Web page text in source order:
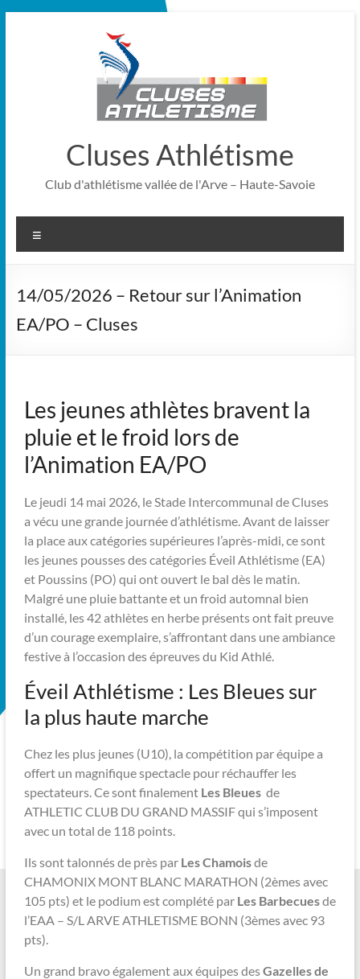
Cluses Athlétisme
Club d'athlétisme vallée de l'Arve – Haute-Savoie
14/05/2026 – Retour sur l’Animation
EA/PO – Cluses
Les jeunes athlètes bravent la
pluie et le froid lors de
l’Animation EA/PO
Le jeudi 14 mai 2026, le Stade Intercommunal de Cluses
a vécu une grande journée d’athlétisme. Avant de laisser
la place aux catégories supérieures l’après-midi, ce sont
les jeunes pousses des catégories Éveil Athlétisme (EA)
et Poussins (PO) qui ont ouvert le bal dès le matin.
Malgré une pluie battante et un froid automnal bien
installé, les 42 athlètes en herbe présents ont fait preuve
d’un courage exemplaire, s’affrontant dans une ambiance
festive à l’occasion des épreuves du Kid Athlé.
Éveil Athlétisme : Les Bleues sur
la plus haute marche
Chez les plus jeunes (U10), la compétition par équipe a
offert un magnifique spectacle pour réchauffer les
spectateurs. Ce sont finalement Les Bleuesde
ATHLETIC CLUB DU GRAND MASSIF qui s’imposent
avec un total de 118 points.
Ils sont talonnés de près par Les Chamoisde
CHAMONIX MONT BLANC MARATHON (2èmes avec
105 pts) et le podium est complété par Les Barbecuesde
l’EAA – S/L ARVE ATHLETISME BONN (3èmes avec 93
pts).
Un grand bravo également aux équipes desGazelles de